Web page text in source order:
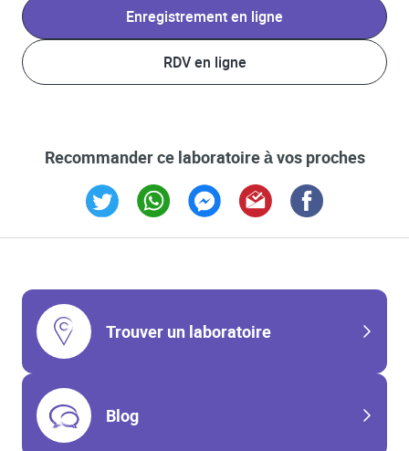
Enregistrement en ligne
RDV en ligne
Recommander ce laboratoire à vos proches
Trouver un laboratoire
Blog